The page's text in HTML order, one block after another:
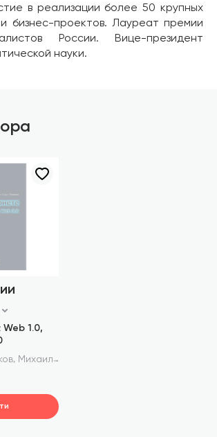
в реализации более 50 крупных
бизнес-проектов. Лауреат премии
России. Вице-президент
науки.
Web 1.0,
, Михаил Бочаров